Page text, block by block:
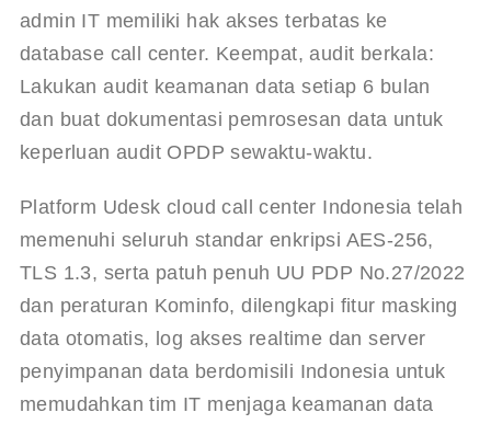
admin IT memiliki hak akses terbatas ke
database call center. Keempat, audit berkala:
Lakukan audit keamanan data setiap 6 bulan
dan buat dokumentasi pemrosesan data untuk
keperluan audit OPDP sewaktu-waktu.
Platform Udesk cloud call center Indonesia telah
memenuhi seluruh standar enkripsi AES-256,
TLS 1.3, serta patuh penuh UU PDP No.27/2022
dan peraturan Kominfo, dilengkapi fitur masking
data otomatis, log akses realtime dan server
penyimpanan data berdomisili Indonesia untuk
memudahkan tim IT menjaga keamanan data